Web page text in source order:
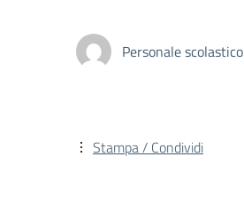
Personale scolastico
Stampa / Condividi